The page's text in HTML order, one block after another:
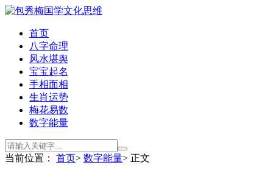
首页
八字命理
风水堪舆
宝宝起名
手相面相
生肖运势
梅花易数
数字能量
当前位置： 首页> 数字能量> 正文